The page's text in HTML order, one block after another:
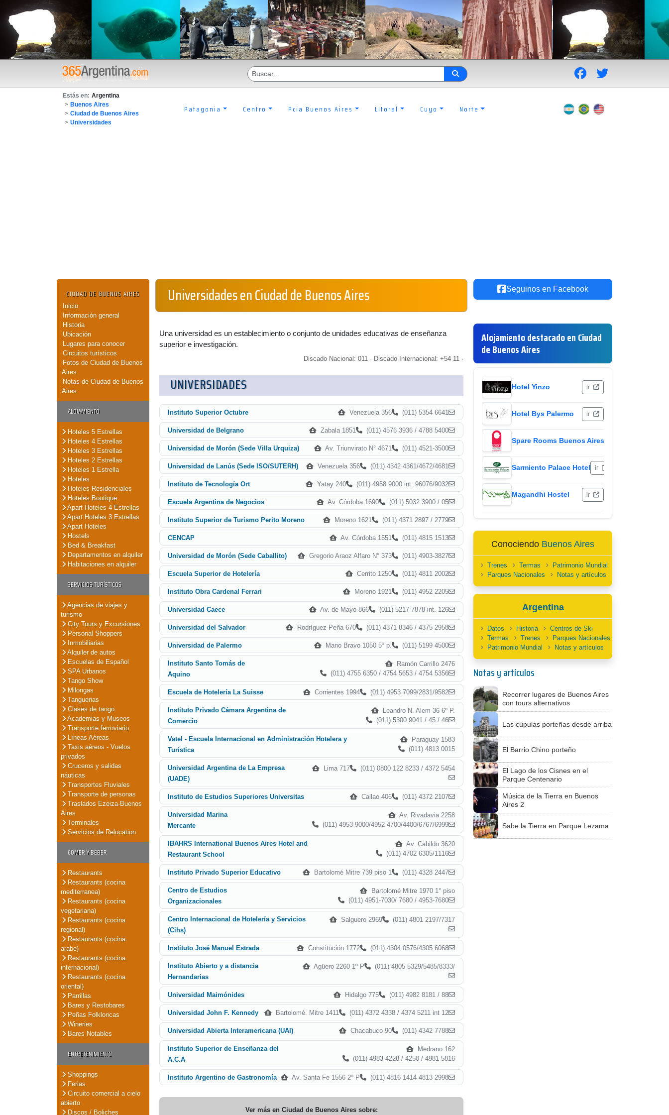
Estás en: Argentina
> Buenos Aires
> Ciudad de Buenos Aires
> Universidades
Patagonia Centro Pcia Buenos Aires Litoral Cuyo Norte
CIUDAD DE BUENOS AIRES
Inicio
Información general
Historia
Ubicación
Lugares para conocer
Circuitos turísticos
Fotos de Ciudad de Buenos
Aires
Notas de Ciudad de Buenos
Aires
ALOJAMIENTO
Hoteles 5 Estrellas
Hoteles 4 Estrellas
Hoteles 3 Estrellas
Hoteles 2 Estrellas
Hoteles 1 Estrella
Hoteles
Hoteles Residenciales
Hoteles Boutique
Apart Hoteles 4 Estrellas
Apart Hoteles 3 Estrellas
Apart Hoteles
Hostels
Bed & Breakfast
Departamentos en alquiler
Habitaciones en alquiler
SERVICIOS TURÍSTICOS
Agencias de viajes y
turismo
City Tours y Excursiones
Personal Shoppers
Inmobiliarias
Alquiler de autos
Escuelas de Español
SPA Urbanos
Tango Show
Milongas
Tanguerias
Clases de tango
Academias y Museos
Transporte ferroviario
Líneas Aéreas
Taxis aéreos - Vuelos
privados
Cruceros y salidas
náuticas
Transportes Fluviales
Transporte de personas
Traslados Ezeiza-Buenos
Aires
Terminales
Servicios de Relocation
COMER Y BEBER
Restaurants
Restaurants (cocina
mediterranea)
Restaurants (cocina
vegetariana)
Restaurants (cocina
regional)
Restaurants (cocina
arabe)
Restaurants (cocina
internacional)
Restaurants (cocina
oriental)
Parrillas
Bares y Restobares
Peñas Folkloricas
Wineries
Bares Notables
ENTRETENIMIENTO
Shoppings
Ferias
Circuito comercial a cielo
abierto
Discos / Boliches
Universidades en Ciudad de Buenos Aires
Una universidad es un establecimiento o conjunto de unidades educativas de enseñanza
superior e investigación.
Discado Nacional: 011 · Discado Internacional: +54 11 ·
UNIVERSIDADES
Instituto Superior Octubre Venezuela 356 (011) 5354 6641
Universidad de Belgrano Zabala 1851 (011) 4576 3936 / 4788 5400
Universidad de Morón (Sede Villa Urquiza) Av. Triunvirato N° 4671 (011) 4521-3500
Universidad de Lanús (Sede ISO/SUTERH) Venezuela 356 (011) 4342 4361/4672/4681
Instituto de Tecnología Ort Yatay 240 (011) 4958 9000 int. 96076/9032
Escuela Argentina de Negocios Av. Córdoba 1690 (011) 5032 3900 / 05
Instituto Superior de Turismo Perito Moreno Moreno 1621 (011) 4371 2897 / 2779
CENCAP Av. Córdoba 1551 (011) 4815 1513
Universidad de Morón (Sede Caballito) Gregorio Araoz Alfaro N° 373 (011) 4903-3827
Escuela Superior de Hotelería Cerrito 1250 (011) 4811 2002
Instituto Obra Cardenal Ferrari Moreno 1921 (011) 4952 2205
Universidad Caece Av. de Mayo 866 (011) 5217 7878 int. 126
Universidad del Salvador Rodríguez Peña 670 (011) 4371 8346 / 4375 2958
Universidad de Palermo Mario Bravo 1050 5º p. (011) 5199 4500
Instituto Santo Tomás de
Aquino
Ramón Carrillo 2476
(011) 4755 6350 / 4754 5653 / 4754 5356
Escuela de Hotelería La Suisse Corrientes 1994 (011) 4953 7099/2831/9582
Instituto Privado Cámara Argentina de
Comercio
Leandro N. Alem 36 6º P.
(011) 5300 9041 / 45 / 46
Vatel - Escuela Internacional en Administración Hotelera y
Turística
Paraguay 1583
(011) 4813 0015
Universidad Argentina de La Empresa
(UADE)
Lima 717 (011) 0800 122 8233 / 4372 5454
Instituto de Estudios Superiores Universitas Callao 406 (011) 4372 2107
Universidad Marina
Mercante
Av. Rivadavia 2258
(011) 4953 9000/4952 4700/4400/6767/6999
IBAHRS International Buenos Aires Hotel and
Restaurant School
Av. Cabildo 3620
(011) 4702 6305/1116
Instituto Privado Superior Educativo Bartolomé Mitre 739 piso 1 (011) 4328 2447
Centro de Estudios
Organizacionales
Bartolomé Mitre 1970 1° piso
(011) 4951-7030/ 7680 / 4953-7680
Centro Internacional de Hotelería y Servicios
(Cihs)
Salguero 2969 (011) 4801 2197/7317
Instituto José Manuel Estrada Constitución 1772 (011) 4304 0576/4305 6068
Instituto Abierto y a distancia
Hernandarias
Agüero 2260 1º P (011) 4805 5329/5485/8333/
Universidad Maimónides Hidalgo 775 (011) 4982 8181 / 88
Universidad John F. Kennedy Bartolomé. Mitre 1411 (011) 4372 4338 / 4374 5211 int 12
Universidad Abierta Interamericana (UAI) Chacabuco 90 (011) 4342 7788
Instituto Superior de Enseñanza del
A.C.A
Medrano 162
(011) 4983 4228 / 4250 / 4981 5816
Instituto Argentino de Gastronomía Av. Santa Fe 1556 2º P (011) 4816 1414 4813 2998
Ver más en Ciudad de Buenos Airessobre:
Seguinos en Facebook
Alojamiento destacado en Ciudad
de Buenos Aires
Hotel Yinzo ir
Hotel Bys Palermo ir
Spare Rooms Buenos Aires
Sarmiento Palace Hotel ir
Magandhi Hostel ir
Conociendo Buenos Aires
Trenes Termas
Patrimonio Mundial
Parques Nacionales
Notas y artículos
Argentina
Datos Historia
Centros de Ski
Termas
Trenes
Parques Nacionales
Patrimonio Mundial
Notas y artículos
Notas y artículos
Recorrer lugares de Buenos Aires
con tours alternativos
Las cúpulas porteñas desde arriba
El Barrio Chino porteño
El Lago de los Cisnes en el
Parque Centenario
Música de la Tierra en Buenos
Aires 2
Sabe la Tierra en Parque Lezama